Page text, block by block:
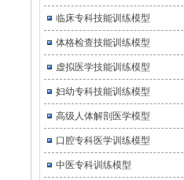
临床专科技能训练模型
体格检查技能训练模型
虚拟医学技能训练模型
妇幼专科技能训练模型
高级人体解剖医学模型
口腔专科医学训练模型
中医专科训练模型